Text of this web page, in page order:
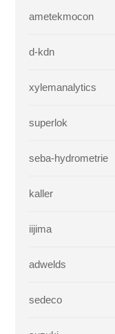
ametekmocon
d-kdn
xylemanalytics
superlok
seba-hydrometrie
kaller
iijima
adwelds
sedeco